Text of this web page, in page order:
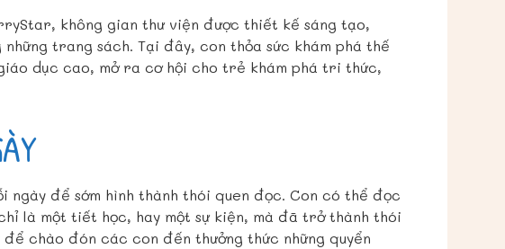
không gian thư viện được thiết kế sáng tạo,
trang sách. Tại đây, con thỏa sức khám phá thế
dục cao, mở ra cơ hội cho trẻ khám phá tri thức,
để sớm hình thành thói quen đọc. Con có thể đọc
là một tiết học, hay một sự kiện, mà đã trở thành thói
chào đón các con đến thưởng thức những quyển